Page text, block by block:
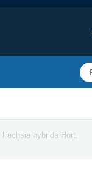
Fuchsia hybrida Hort.